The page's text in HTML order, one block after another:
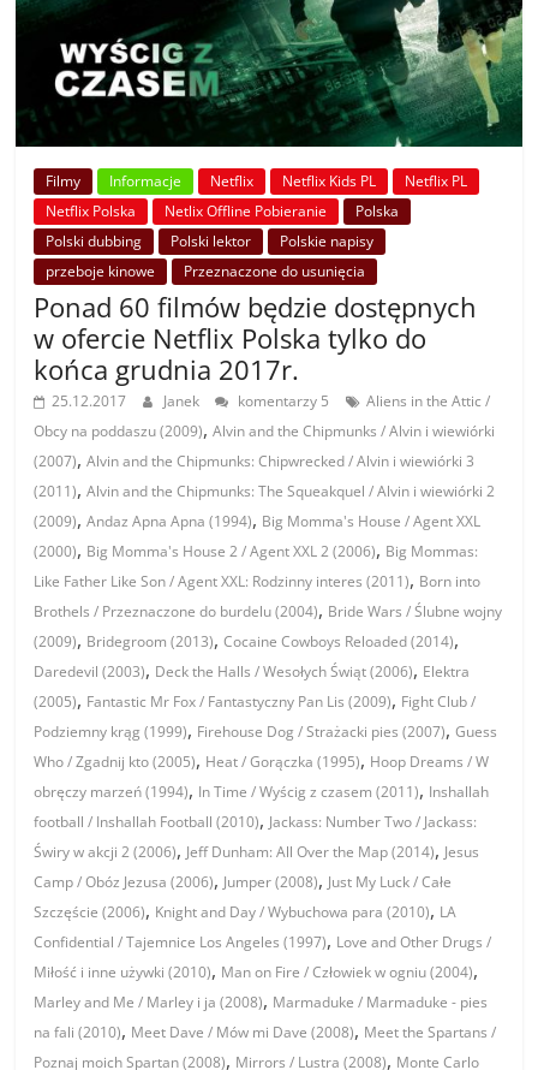
Filmy Informacje Netflix Netflix Kids PL
Netflix PL
Netflix Polska
Netlix Offline Pobieranie
Polska
Polski dubbing
Polski lektor
Polskie napisy
przeboje kinowe
Przeznaczone do usunięcia
Ponad 60 filmów będzie dostępnych
w ofercie Netflix Polska tylko do
końca grudnia 2017r.
25.12.2017 Janek komentarzy 5
Aliens in the Attic /
Obcy na poddaszu (2009),Alvin and the Chipmunks / Alvin i wiewiórki
(2007),Alvin and the Chipmunks: Chipwrecked / Alvin i wiewiórki 3
(2011),Alvin and the Chipmunks: The Squeakquel / Alvin i wiewiórki 2
(2009),Andaz Apna Apna (1994), Big Momma's House / Agent XXL
(2000), Big Momma's House 2 / Agent XXL 2 (2006), Big Mommas:
Like Father Like Son / Agent XXL: Rodzinny interes (2011), Born into
Brothels / Przeznaczone do burdelu (2004), Bride Wars / Ślubne wojny
(2009), Bridegroom (2013),Cocaine Cowboys Reloaded (2014),
Daredevil (2003), Deck the Halls / Wesołych Świąt (2006), Elektra
(2005), Fantastic Mr Fox / Fantastyczny Pan Lis (2009), Fight Club /
Podziemny krąg (1999), Firehouse Dog / Strażacki pies (2007),Guess
Who / Zgadnij kto (2005), Heat / Gorączka (1995), Hoop Dreams / W
obręczy marzeń (1994), In Time / Wyścig z czasem (2011), Inshallah
football / Inshallah Football (2010), Jackass: Number Two / Jackass:
Świry w akcji 2 (2006), Jeff Dunham: All Over the Map (2014), Jesus
Camp / Obóz Jezusa (2006), Jumper (2008), Just My Luck / Całe
Szczęście (2006), Knight and Day / Wybuchowa para (2010), LA
Confidential / Tajemnice Los Angeles (1997), Love and Other Drugs /
Miłość i inne używki (2010), Man on Fire / Człowiek w ogniu (2004),
Marley and Me / Marley i ja (2008), Marmaduke / Marmaduke - pies
na fali (2010), Meet Dave / Mów mi Dave (2008), Meet the Spartans /
Poznaj moich Spartan (2008), Mirrors / Lustra (2008), Monte Carlo